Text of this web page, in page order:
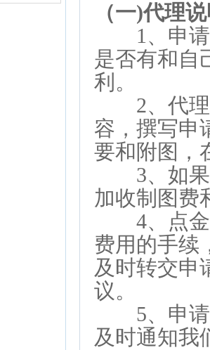
（一)代理
1、申请
是否有和自
利。
2、代理
容，撰写申
要和附图，
3、如果
加收制图费
4、点金
费用的手续
及时转交申
议。
5、申请
及时通知我